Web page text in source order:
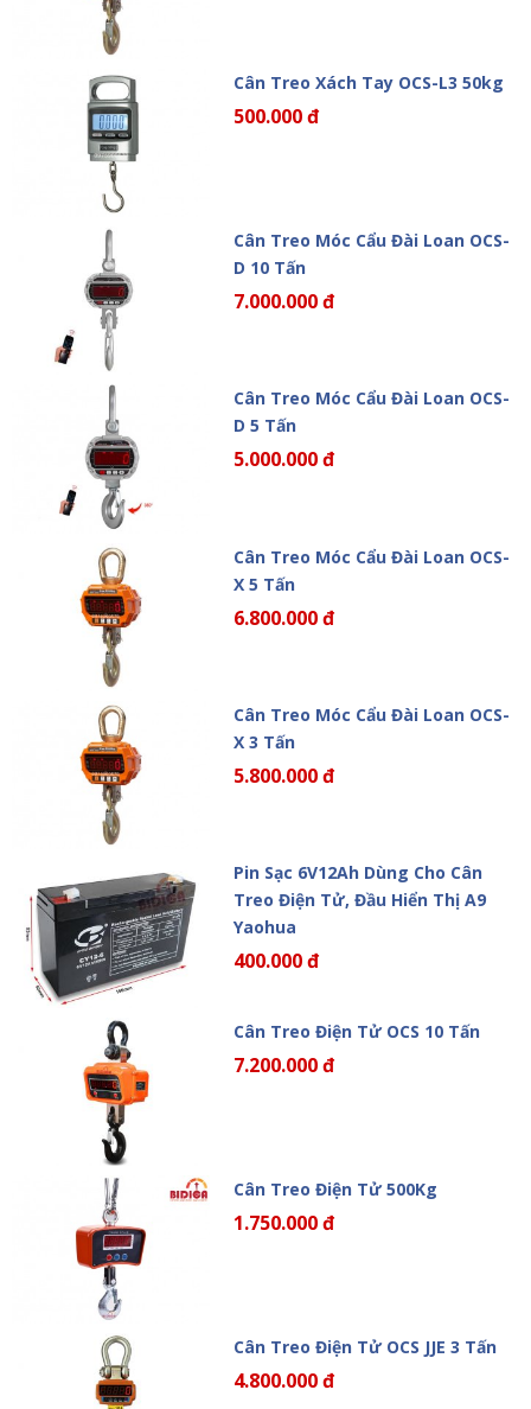
Cân Treo Xách Tay OCS-L3 50kg
500.000 đ
Cân Treo Móc Cẩu Đài Loan OCS-
D 10 Tấn
7.000.000 đ
Cân Treo Móc Cẩu Đài Loan OCS-
D 5 Tấn
5.000.000 đ
Cân Treo Móc Cẩu Đài Loan OCS-
X 5 Tấn
6.800.000 đ
Cân Treo Móc Cẩu Đài Loan OCS-
X 3 Tấn
5.800.000 đ
Pin Sạc 6V12Ah Dùng Cho Cân
Treo Điện Tử, Đầu Hiển Thị A9
Yaohua
400.000 đ
Cân Treo Điện Tử OCS 10 Tấn
7.200.000 đ
Cân Treo Điện Tử 500Kg
1.750.000 đ
Cân Treo Điện Tử OCS JJE 3 Tấn
4.800.000 đ